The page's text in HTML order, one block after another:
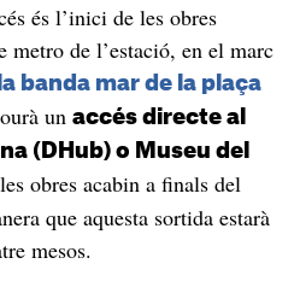
és l’inici de les obres
metro de l’estació, en el marc
banda mar de la plaça
un accés directe al
(DHub) o Museu del
obres acabin a finals del
que aquesta sortida estarà
mesos.